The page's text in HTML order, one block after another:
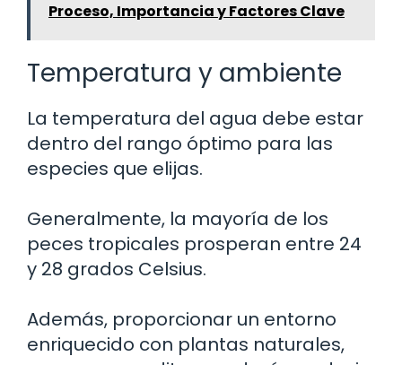
Proceso, Importancia y Factores Clave
Temperatura y ambiente
La temperatura del agua debe estar
dentro del rango óptimo para las
especies que elijas.
Generalmente, la mayoría de los
peces tropicales prosperan entre 24
y 28 grados Celsius.
Además, proporcionar un entorno
enriquecido con plantas naturales,